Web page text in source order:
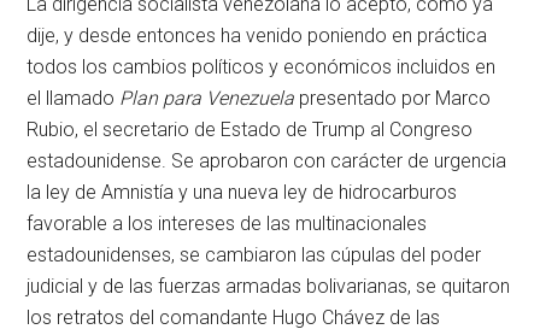
dije, y desde entonces ha venido poniendo en práctica
todos los cambios políticos y económicos incluidos en
el llamado Plan para Venezuela presentado por Marco
Rubio, el secretario de Estado de Trump al Congreso
estadounidense. Se aprobaron con carácter de urgencia
la ley de Amnistía y una nueva ley de hidrocarburos
favorable a los intereses de las multinacionales
estadounidenses, se cambiaron las cúpulas del poder
judicial y de las fuerzas armadas bolivarianas, se quitaron
los retratos del comandante Hugo Chávez de las